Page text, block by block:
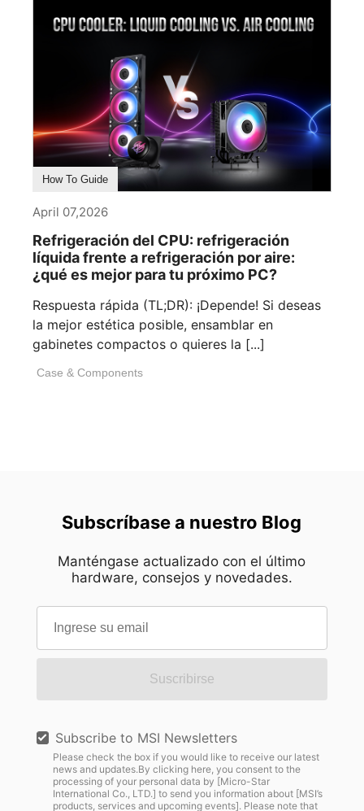
How To Guide
April 07,2026
Refrigeración del CPU: refrigeración
líquida frente a refrigeración por aire:
¿qué es mejor para tu próximo PC?
Respuesta rápida (TL;DR): ¡Depende! Si deseas
la mejor estética posible, ensamblar en
gabinetes compactos o quieres la [...]
Case & Components
Subscríbase a nuestro Blog
Manténgase actualizado con el último
hardware, consejos y novedades.
Suscribirse
Subscribe to MSI Newsletters
Please check the box if you would like to receive our latest
news and updates.By clicking here, you consent to the
processing of your personal data by [Micro-Star
International Co., LTD.] to send you information about [MSI’s
products, services and upcoming events]. Please note that